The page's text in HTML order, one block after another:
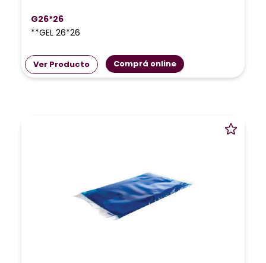
G26*26
**GEL 26*26
Ver Producto Comprá online